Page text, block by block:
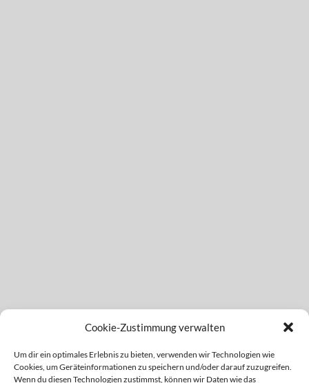
Cookie-Zustimmung verwalten
Um dir ein optimales Erlebnis zu bieten, verwenden wir Technologien wie
Cookies, um Geräteinformationen zu speichern und/oder darauf zuzugreifen.
Wenn du diesen Technologien zustimmst, können wir Daten wie das